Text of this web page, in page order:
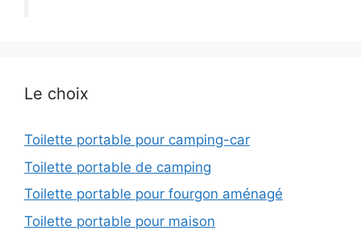
Le choix
Toilette portable pour camping-car
Toilette portable de camping
Toilette portable pour fourgon aménagé
Toilette portable pour maison